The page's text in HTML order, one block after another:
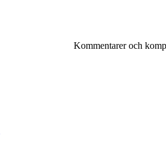
Kommentarer och